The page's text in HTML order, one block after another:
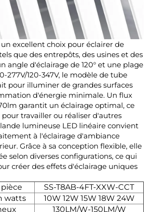
excellent choix pour éclairer de
que des entrepôts, des usines et des
angle d'éclairage de 120° et une plage
277V/120-347V, le modèle de tube
pour illuminer de grandes surfaces
d'énergie minimale. Un flux
garantit un éclairage optimal, ce
travailler ou réaliser d'autres
lumineuse LED linéaire convient
à l'éclairage d'ambiance
Grâce à sa conception flexible, elle
selon diverses configurations, ce qui
créer des effets d'éclairage uniques
SS-T8AB-4FT-XXW-CCT
watts
10W 12W 15W 18W 24W
130LM/W-150LM/W